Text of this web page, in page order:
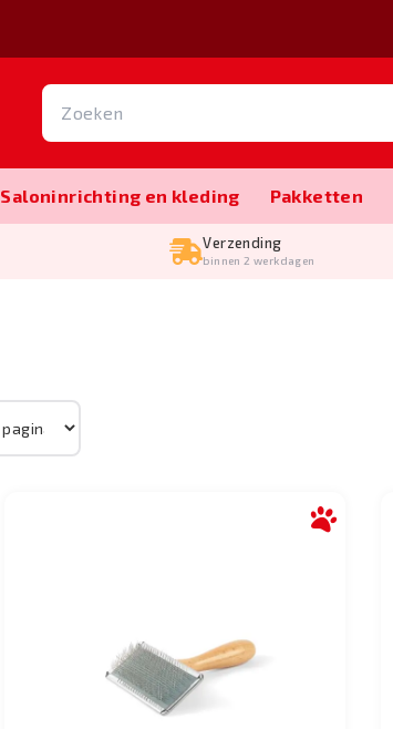
Salon­inrichting en kleding Pakketten
Verzending
binnen 2 werkdagen